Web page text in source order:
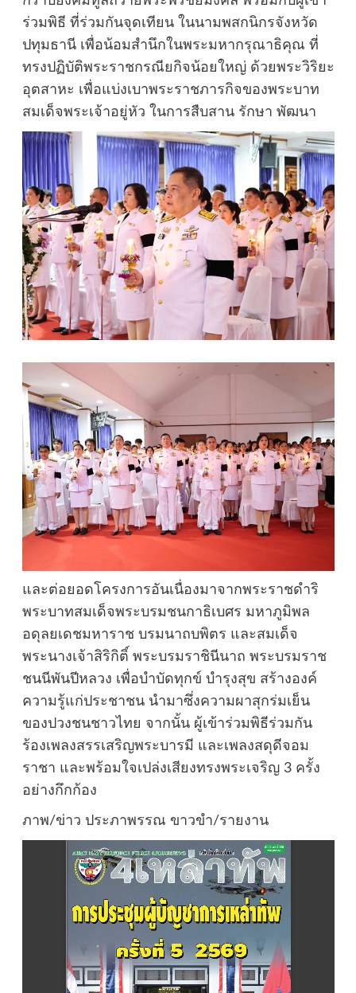
ร่วมพิธี ที่ร่วมกันจุดเทียน ในนามพสกนิกรจังหวัด
ปทุมธานี เพื่อน้อมสำนึกในพระมหากรุณาธิคุณ ที่
ทรงปฏิบัติพระราชกรณียกิจน้อยใหญ่ ด้วยพระวิริยะ
อุตสาหะ เพื่อแบ่งเบาพระราชภารกิจของพระบาท
สมเด็จพระเจ้าอยู่หัว ในการสืบสาน รักษา พัฒนา
และต่อยอดโครงการอันเนื่องมาจากพระราชดำริ
พระบาทสมเด็จพระบรมชนกาธิเบศร มหาภูมิพล
อดุลยเดชมหาราช บรมนาถบพิตร และสมเด็จ
พระนางเจ้าสิริกิติ์ พระบรมราชินีนาถ พระบรมราช
ชนนีพันปีหลวง เพื่อบำบัดทุกข์ บำรุงสุข สร้างองค์
ความรู้แก่ประชาชน นำมาซึ่งความผาสุกร่มเย็น
ของปวงชนชาวไทย จากนั้น ผู้เข้าร่วมพิธีร่วมกัน
ร้องเพลงสรรเสริญพระบารมี และเพลงสดุดีจอม
ราชา และพร้อมใจเปล่งเสียงทรงพระเจริญ 3 ครั้ง
อย่างกึกก้อง
ภาพ/ข่าว ประภาพรรณ ขาวขำ/รายงาน